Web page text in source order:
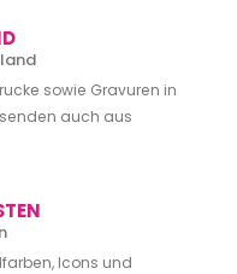
sowie Gravuren in
auch aus
Icons und